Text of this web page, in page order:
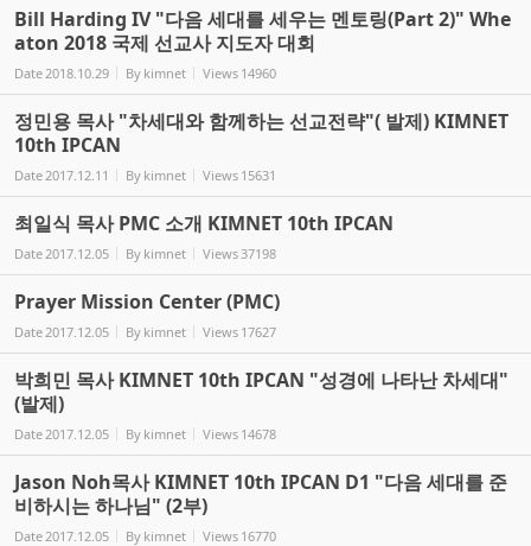
Bill Harding IV "다음 세대를 세우는 멘토링(Part 2)" Whe
aton 2018 국제 선교사 지도자 대회
Date 2018.10.29 By kimnet Views 14960
정민용 목사 "차세대와 함께하는 선교전략"( 발제) KIMNET
10th IPCAN
Date 2017.12.11 By kimnet Views 15631
최일식 목사 PMC 소개 KIMNET 10th IPCAN
Date 2017.12.05 By kimnet Views 37198
Prayer Mission Center (PMC)
Date 2017.12.05 By kimnet Views 17627
박희민 목사 KIMNET 10th IPCAN "성경에 나타난 차세대"
(발제)
Date 2017.12.05 By kimnet Views 14678
Jason Noh목사 KIMNET 10th IPCAN D1 "다음 세대를 준
비하시는 하나님" (2부)
Date 2017.12.05 By kimnet Views 16770